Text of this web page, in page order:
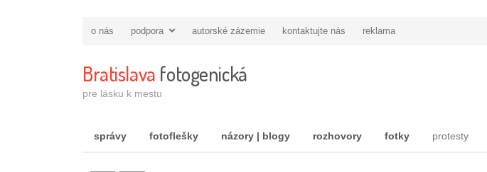
o nás podpora autorské zázemie kontaktujte nás reklama
Bratislava fotogenická
pre lásku k mestu
správy fotoflešky názory | blogy rozhovory fotky protesty